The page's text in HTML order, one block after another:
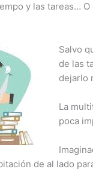
y las tareas…
Salvo
de las
dejarlo
La
poca
de al lado